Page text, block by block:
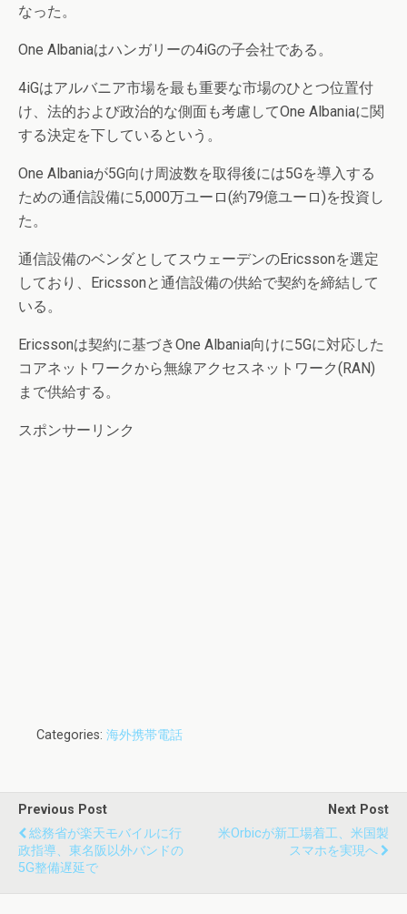
なった。
One Albaniaはハンガリーの4iGの子会社である。
4iGはアルバニア市場を最も重要な市場のひとつ位置付
け、法的および政治的な側面も考慮してOne Albaniaに関
する決定を下しているという。
One Albaniaが5G向け周波数を取得後には5Gを導入する
ための通信設備に5,000万ユーロ(約79億ユーロ)を投資し
た。
通信設備のベンダとしてスウェーデンのEricssonを選定
しており、Ericssonと通信設備の供給で契約を締結して
いる。
Ericssonは契約に基づきOne Albania向けに5Gに対応した
コアネットワークから無線アクセスネットワーク(RAN)
まで供給する。
スポンサーリンク
Categories: 海外携帯電話
Previous Post
総務省が楽天モバイルに行
政指導、東名阪以外バンドの
5G整備遅延で
Next Post
米Orbicが新工場着工、米国製
スマホを実現へ